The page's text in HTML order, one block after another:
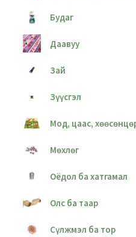
Будаг
Даавуу
Зай
Зүүсгэл
Мод, цаас,
Мөхлөг
Оёдол ба хатгамал
Олс ба таар
Сүлжмэл ба тор